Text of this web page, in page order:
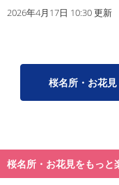
2026年4月17日 10:30 更新
桜名所・お花
桜名所・お花見をもっと